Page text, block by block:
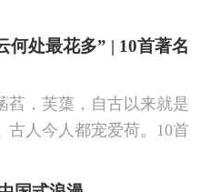
情古诗词，与你一起感受
何处最花多” | 10首著名
萏，芙蕖，自古以来就是
古人今人都宠爱荷。10首
树阴照水爱晴柔。